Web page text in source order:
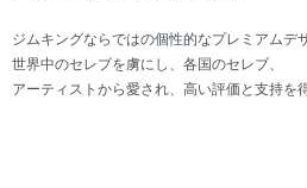
ジムキングならではの個性的なプレミアムデ
世界中のセレブを虜にし、各国のセレブ、
アーティストから愛され、高い評価と支持を